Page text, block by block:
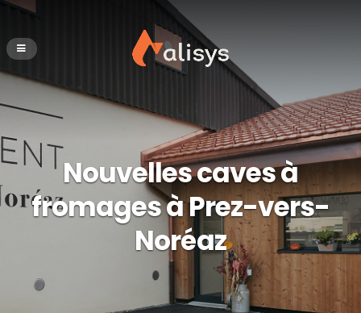
Nouvelles caves à
fromages à Prez-vers-
Noréaz